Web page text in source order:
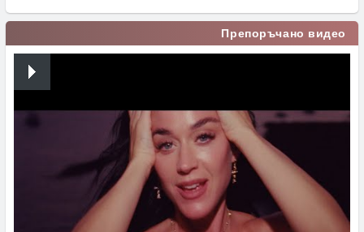
Препоръчано видео